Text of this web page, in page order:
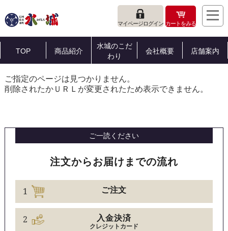
マイページログイン カートをみる
TOP 商品紹介
水城のこだ
わり
会社概要 店舗案内
ご指定のページは見つかりません。
削除されたかＵＲＬが変更されたため表示できません。
ご一読ください
注文からお届けまでの流れ
1 ご注文
2 入金決済
クレジットカード